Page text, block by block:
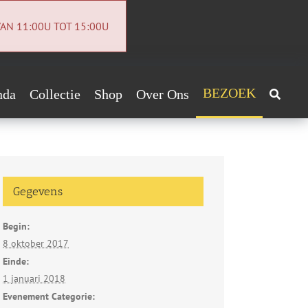
11:00U TOT 15:00U
Collectie Shop Over Ons BEZOEK
Gegevens
Begin:
8 oktober 2017
Einde:
1 januari 2018
Evenement Categorie: